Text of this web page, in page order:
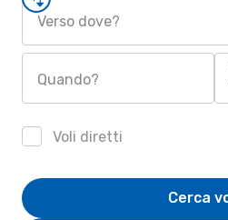
Verso dove?
Quando?
Voli diretti
Cerca